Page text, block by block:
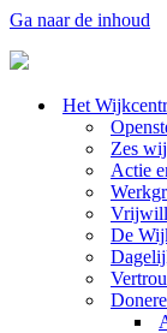
Ga naar de inhoud
Het
Zes
Actie
De